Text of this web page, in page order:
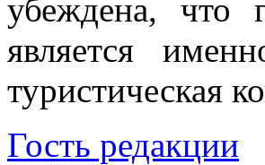
убеждена, что
является
туристическая
Гость редакции